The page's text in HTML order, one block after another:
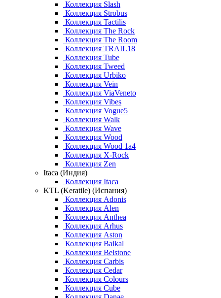
Коллекция Slash
Коллекция Strobus
Коллекция Tactilis
Коллекция The Rock
Коллекция The Room
Коллекция TRAIL18
Коллекция Tube
Коллекция Tweed
Коллекция Urbiko
Коллекция Vein
Коллекция ViaVeneto
Коллекция Vibes
Коллекция Vogue5
Коллекция Walk
Коллекция Wave
Коллекция Wood
Коллекция Wood 1a4
Коллекция X-Rock
Коллекция Zen
Itaca (Индия)
Коллекция Itaca
KTL (Keratile) (Испания)
Коллекция Adonis
Коллекция Alen
Коллекция Anthea
Коллекция Arhus
Коллекция Aston
Коллекция Baikal
Коллекция Belstone
Коллекция Carbis
Коллекция Cedar
Коллекция Colours
Коллекция Cube